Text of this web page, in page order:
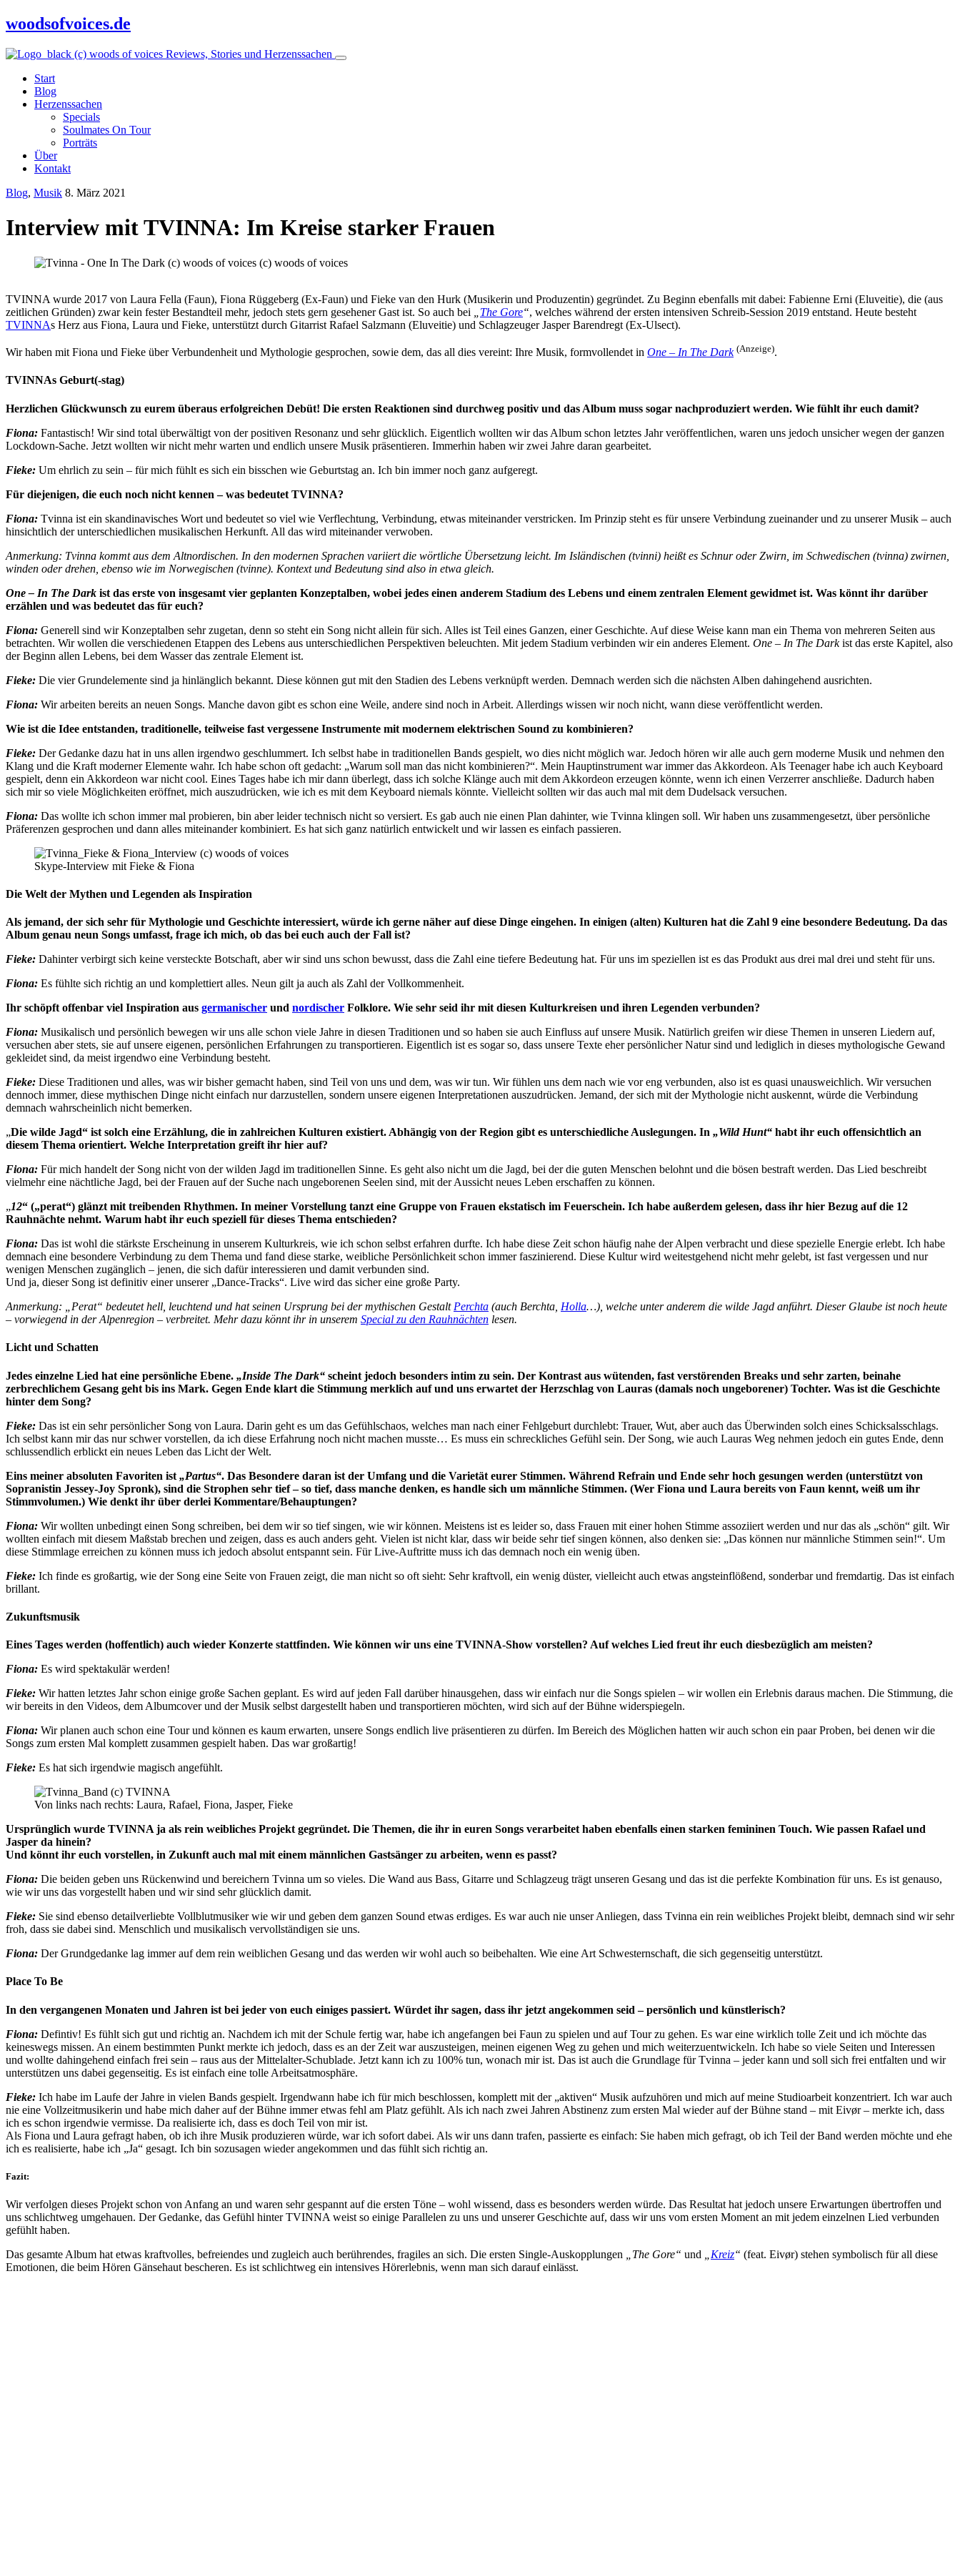
woodsofvoices.de
Reviews, Stories und Herzenssachen
Start
Blog
Herzenssachen
Specials
Soulmates On Tour
Porträts
Über
Kontakt
Blog, Musik 8. März 2021
Interview mit TVINNA: Im Kreise starker Frauen
TVINNA wurde 2017 von Laura Fella (Faun), Fiona Rüggeberg (Ex-Faun) und Fieke van den Hurk (Musikerin und Produzentin) gegründet. Zu Beginn ebenfalls mit dabei: Fabienne Erni (Eluveitie), die (aus
zeitlichen Gründen) zwar kein fester Bestandteil mehr, jedoch stets gern gesehener Gast ist. So auch bei
The Gore“, welches während der ersten intensiven Schreib-Session 2019 entstand. Heute besteht
TVINNAs Herz aus Fiona, Laura und Fieke, unterstützt durch Gitarrist Rafael Salzmann (Eluveitie) und Schlagzeuger Jasper Barendregt (Ex-Ulsect).
Wir haben mit Fiona und Fieke über Verbundenheit und Mythologie gesprochen, sowie dem, das all dies vereint: Ihre Musik, formvollendet in One – In The Dark (Anzeige).
TVINNAs Geburt(-stag)
Herzlichen Glückwunsch zu eurem überaus erfolgreichen Debüt! Die ersten Reaktionen sind durchweg positiv und das Album muss sogar nachproduziert werden. Wie fühlt ihr euch damit?
Fiona: Fantastisch! Wir sind total überwältigt von der positiven Resonanz und sehr glücklich. Eigentlich wollten wir das Album schon letztes Jahr veröffentlichen, waren uns jedoch unsicher wegen der ganzen
Lockdown-Sache. Jetzt wollten wir nicht mehr warten und endlich unsere Musik präsentieren. Immerhin haben wir zwei Jahre daran gearbeitet.
Fieke: Um ehrlich zu sein – für mich fühlt es sich ein bisschen wie Geburtstag an. Ich bin immer noch ganz aufgeregt.
Für diejenigen, die euch noch nicht kennen – was bedeutet TVINNA?
Fiona: Tvinna ist ein skandinavisches Wort und bedeutet so viel wie Verflechtung, Verbindung, etwas miteinander verstricken. Im Prinzip steht es für unsere Verbindung zueinander und zu unserer Musik – auch
hinsichtlich der unterschiedlichen musikalischen Herkunft. All das wird miteinander verwoben.
Anmerkung: Tvinna kommt aus dem Altnordischen. In den modernen Sprachen variiert die wörtliche Übersetzung leicht. Im Isländischen (tvinni) heißt es Schnur oder Zwirn, im Schwedischen (tvinna) zwirnen,
winden oder drehen, ebenso wie im Norwegischen (tvinne). Kontext und Bedeutung sind also in etwa gleich.
One – In The Dark ist das erste von insgesamt vier geplanten Konzeptalben, wobei jedes einen anderem Stadium des Lebens und einem zentralen Element gewidmet ist. Was könnt ihr darüber
erzählen und was bedeutet das für euch?
Fiona: Generell sind wir Konzeptalben sehr zugetan, denn so steht ein Song nicht allein für sich. Alles ist Teil eines Ganzen, einer Geschichte. Auf diese Weise kann man ein Thema von mehreren Seiten aus
betrachten. Wir wollen die verschiedenen Etappen des Lebens aus unterschiedlichen Perspektiven beleuchten. Mit jedem Stadium verbinden wir ein anderes Element. One – In The Darkist das erste Kapitel, also
der Beginn allen Lebens, bei dem Wasser das zentrale Element ist.
Fieke: Die vier Grundelemente sind ja hinlänglich bekannt. Diese können gut mit den Stadien des Lebens verknüpft werden. Demnach werden sich die nächsten Alben dahingehend ausrichten.
Fiona: Wir arbeiten bereits an neuen Songs. Manche davon gibt es schon eine Weile, andere sind noch in Arbeit. Allerdings wissen wir noch nicht, wann diese veröffentlicht werden.
Wie ist die Idee entstanden, traditionelle, teilweise fast vergessene Instrumente mit modernem elektrischen Sound zu kombinieren?
Fieke: Der Gedanke dazu hat in uns allen irgendwo geschlummert. Ich selbst habe in traditionellen Bands gespielt, wo dies nicht möglich war. Jedoch hören wir alle auch gern moderne Musik und nehmen den
Klang und die Kraft moderner Elemente wahr. Ich habe schon oft gedacht: „Warum soll man das nicht kombinieren?“. Mein Hauptinstrument war immer das Akkordeon. Als Teenager habe ich auch Keyboard
gespielt, denn ein Akkordeon war nicht cool. Eines Tages habe ich mir dann überlegt, dass ich solche Klänge auch mit dem Akkordeon erzeugen könnte, wenn ich einen Verzerrer anschließe. Dadurch haben
sich mir so viele Möglichkeiten eröffnet, mich auszudrücken, wie ich es mit dem Keyboard niemals könnte. Vielleicht sollten wir das auch mal mit dem Dudelsack versuchen.
Fiona: Das wollte ich schon immer mal probieren, bin aber leider technisch nicht so versiert. Es gab auch nie einen Plan dahinter, wie Tvinna klingen soll. Wir haben uns zusammengesetzt, über persönliche
Präferenzen gesprochen und dann alles miteinander kombiniert. Es hat sich ganz natürlich entwickelt und wir lassen es einfach passieren.
Skype-Interview mit Fieke & Fiona
Die Welt der Mythen und Legenden als Inspiration
Als jemand, der sich sehr für Mythologie und Geschichte interessiert, würde ich gerne näher auf diese Dinge eingehen. In einigen (alten) Kulturen hat die Zahl 9 eine besondere Bedeutung. Da das
Album genau neun Songs umfasst, frage ich mich, ob das bei euch auch der Fall ist?
Fieke: Dahinter verbirgt sich keine versteckte Botschaft, aber wir sind uns schon bewusst, dass die Zahl eine tiefere Bedeutung hat. Für uns im speziellen ist es das Produkt aus drei mal drei und steht für uns.
Fiona: Es fühlte sich richtig an und komplettiert alles. Neun gilt ja auch als Zahl der Vollkommenheit.
Ihr schöpft offenbar viel Inspiration aus germanischer und nordischer Folklore. Wie sehr seid ihr mit diesen Kulturkreisen und ihren Legenden verbunden?
Fiona: Musikalisch und persönlich bewegen wir uns alle schon viele Jahre in diesen Traditionen und so haben sie auch Einfluss auf unsere Musik. Natürlich greifen wir diese Themen in unseren Liedern auf,
versuchen aber stets, sie auf unsere eigenen, persönlichen Erfahrungen zu transportieren. Eigentlich ist es sogar so, dass unsere Texte eher persönlicher Natur sind und lediglich in dieses mythologische Gewand
gekleidet sind, da meist irgendwo eine Verbindung besteht.
Fieke: Diese Traditionen und alles, was wir bisher gemacht haben, sind Teil von uns und dem, was wir tun. Wir fühlen uns dem nach wie vor eng verbunden, also ist es quasi unausweichlich. Wir versuchen
dennoch immer, diese mythischen Dinge nicht einfach nur darzustellen, sondern unsere eigenen Interpretationen auszudrücken. Jemand, der sich mit der Mythologie nicht auskennt, würde die Verbindung
demnach wahrscheinlich nicht bemerken.
„Die wilde Jagd“ ist solch eine Erzählung, die in zahlreichen Kulturen existiert. Abhängig von der Region gibt es unterschiedliche Auslegungen. In „Wild Hunt“ habt ihr euch offensichtlich an
diesem Thema orientiert. Welche Interpretation greift ihr hier auf?
Fiona: Für mich handelt der Song nicht von der wilden Jagd im traditionellen Sinne. Es geht also nicht um die Jagd, bei der die guten Menschen belohnt und die bösen bestraft werden. Das Lied beschreibt
vielmehr eine nächtliche Jagd, bei der Frauen auf der Suche nach ungeborenen Seelen sind, mit der Aussicht neues Leben erschaffen zu können.
„12“ („perat“) glänzt mit treibenden Rhythmen. In meiner Vorstellung tanzt eine Gruppe von Frauen ekstatisch im Feuerschein. Ich habe außerdem gelesen, dass ihr hier Bezug auf die 12
Rauhnächte nehmt. Warum habt ihr euch speziell für dieses Thema entschieden?
Fiona: Das ist wohl die stärkste Erscheinung in unserem Kulturkreis, wie ich schon selbst erfahren durfte. Ich habe diese Zeit schon häufig nahe der Alpen verbracht und diese spezielle Energie erlebt. Ich habe
demnach eine besondere Verbindung zu dem Thema und fand diese starke, weibliche Persönlichkeit schon immer faszinierend. Diese Kultur wird weitestgehend nicht mehr gelebt, ist fast vergessen und nur
wenigen Menschen zugänglich – jenen, die sich dafür interessieren und damit verbunden sind.
Und ja, dieser Song ist definitiv einer unserer „Dance-Tracks“. Live wird das sicher eine große Party.
Anmerkung: „Perat“ bedeutet hell, leuchtend und hat seinen Ursprung bei der mythischen Gestalt Perchta (auch Berchta, Holla…), welche unter anderem die wilde Jagd anführt. Dieser Glaube ist noch heute
– vorwiegend in der Alpenregion – verbreitet. Mehr dazu könnt ihr in unserem Special zu den Rauhnächten lesen.
Licht und Schatten
Jedes einzelne Lied hat eine persönliche Ebene. „Inside The Dark“ scheint jedoch besonders intim zu sein. Der Kontrast aus wütenden, fast verstörenden Breaks und sehr zarten, beinahe
zerbrechlichem Gesang geht bis ins Mark. Gegen Ende klart die Stimmung merklich auf und uns erwartet der Herzschlag von Lauras (damals noch ungeborener) Tochter. Was ist die Geschichte
hinter dem Song?
Fieke: Das ist ein sehr persönlicher Song von Laura. Darin geht es um das Gefühlschaos, welches man nach einer Fehlgeburt durchlebt: Trauer, Wut, aber auch das Überwinden solch eines Schicksalsschlags.
Ich selbst kann mir das nur schwer vorstellen, da ich diese Erfahrung noch nicht machen musste… Es muss ein schreckliches Gefühl sein. Der Song, wie auch Lauras Weg nehmen jedoch ein gutes Ende, denn
schlussendlich erblickt ein neues Leben das Licht der Welt.
Eins meiner absoluten Favoriten ist „Partus“. Das Besondere daran ist der Umfang und die Varietät eurer Stimmen. Während Refrain und Ende sehr hoch gesungen werden (unterstützt von
Sopranistin Jessey-Joy Spronk), sind die Strophen sehr tief – so tief, dass manche denken, es handle sich um männliche Stimmen. (Wer Fiona und Laura bereits von Faun kennt, weiß um ihr
Stimmvolumen.) Wie denkt ihr über derlei Kommentare/Behauptungen?
Fiona: Wir wollten unbedingt einen Song schreiben, bei dem wir so tief singen, wie wir können. Meistens ist es leider so, dass Frauen mit einer hohen Stimme assoziiert werden und nur das als „schön“ gilt. Wir
wollten einfach mit diesem Maßstab brechen und zeigen, dass es auch anders geht. Vielen ist nicht klar, dass wir beide sehr tief singen können, also denken sie: „Das können nur männliche Stimmen sein!“. Um
diese Stimmlage erreichen zu können muss ich jedoch absolut entspannt sein. Für Live-Auftritte muss ich das demnach noch ein wenig üben.
Fieke: Ich finde es großartig, wie der Song eine Seite von Frauen zeigt, die man nicht so oft sieht: Sehr kraftvoll, ein wenig düster, vielleicht auch etwas angsteinflößend, sonderbar und fremdartig. Das ist einfach
brillant.
Zukunftsmusik
Eines Tages werden (hoffentlich) auch wieder Konzerte stattfinden. Wie können wir uns eine TVINNA-Show vorstellen? Auf welches Lied freut ihr euch diesbezüglich am meisten?
Fiona: Es wird spektakulär werden!
Fieke: Wir hatten letztes Jahr schon einige große Sachen geplant. Es wird auf jeden Fall darüber hinausgehen, dass wir einfach nur die Songs spielen – wir wollen ein Erlebnis daraus machen. Die Stimmung, die
wir bereits in den Videos, dem Albumcover und der Musik selbst dargestellt haben und transportieren möchten, wird sich auf der Bühne widerspiegeln.
Fiona: Wir planen auch schon eine Tour und können es kaum erwarten, unsere Songs endlich live präsentieren zu dürfen. Im Bereich des Möglichen hatten wir auch schon ein paar Proben, bei denen wir die
Songs zum ersten Mal komplett zusammen gespielt haben. Das war großartig!
Fieke: Es hat sich irgendwie magisch angefühlt.
Von links nach rechts: Laura, Rafael, Fiona, Jasper, Fieke
Ursprünglich wurde TVINNA ja als rein weibliches Projekt gegründet. Die Themen, die ihr in euren Songs verarbeitet haben ebenfalls einen starken femininen Touch. Wie passen Rafael und
Jasper da hinein?
Und könnt ihr euch vorstellen, in Zukunft auch mal mit einem männlichen Gastsänger zu arbeiten, wenn es passt?
Fiona: Die beiden geben uns Rückenwind und bereichern Tvinna um so vieles. Die Wand aus Bass, Gitarre und Schlagzeug trägt unseren Gesang und das ist die perfekte Kombination für uns. Es ist genauso,
wie wir uns das vorgestellt haben und wir sind sehr glücklich damit.
Fieke: Sie sind ebenso detailverliebte Vollblutmusiker wie wir und geben dem ganzen Sound etwas erdiges. Es war auch nie unser Anliegen, dass Tvinna ein rein weibliches Projekt bleibt, demnach sind wir sehr
froh, dass sie dabei sind. Menschlich und musikalisch vervollständigen sie uns.
Fiona: Der Grundgedanke lag immer auf dem rein weiblichen Gesang und das werden wir wohl auch so beibehalten. Wie eine Art Schwesternschaft, die sich gegenseitig unterstützt.
Place To Be
In den vergangenen Monaten und Jahren ist bei jeder von euch einiges passiert. Würdet ihr sagen, dass ihr jetzt angekommen seid – persönlich und künstlerisch?
Fiona: Defintiv! Es fühlt sich gut und richtig an. Nachdem ich mit der Schule fertig war, habe ich angefangen bei Faun zu spielen und auf Tour zu gehen. Es war eine wirklich tolle Zeit und ich möchte das
keineswegs missen. An einem bestimmten Punkt merkte ich jedoch, dass es an der Zeit war auszusteigen, meinen eigenen Weg zu gehen und mich weiterzuentwickeln. Ich habe so viele Seiten und Interessen
und wollte dahingehend einfach frei sein – raus aus der Mittelalter-Schublade. Jetzt kann ich zu 100% tun, wonach mir ist. Das ist auch die Grundlage für Tvinna – jeder kann und soll sich frei entfalten und wir
unterstützen uns dabei gegenseitig. Es ist einfach eine tolle Arbeitsatmosphäre.
Fieke: Ich habe im Laufe der Jahre in vielen Bands gespielt. Irgendwann habe ich für mich beschlossen, komplett mit der „aktiven“ Musik aufzuhören und mich auf meine Studioarbeit konzentriert. Ich war auch
nie eine Vollzeitmusikerin und habe mich daher auf der Bühne immer etwas fehl am Platz gefühlt. Als ich nach zwei Jahren Abstinenz zum ersten Mal wieder auf der Bühne stand – mit Eivør – merkte ich, dass
ich es schon irgendwie vermisse. Da realisierte ich, dass es doch Teil von mir ist.
Als Fiona und Laura gefragt haben, ob ich ihre Musik produzieren würde, war ich sofort dabei. Als wir uns dann trafen, passierte es einfach: Sie haben mich gefragt, ob ich Teil der Band werden möchte und ehe
ich es realisierte, habe ich „Ja“ gesagt. Ich bin sozusagen wieder angekommen und das fühlt sich richtig an.
Fazit:
Wir verfolgen dieses Projekt schon von Anfang an und waren sehr gespannt auf die ersten Töne – wohl wissend, dass es besonders werden würde. Das Resultat hat jedoch unsere Erwartungen übertroffen und
uns schlichtweg umgehauen. Der Gedanke, das Gefühl hinter TVINNA weist so einige Parallelen zu uns und unserer Geschichte auf, dass wir uns vom ersten Moment an mit jedem einzelnen Lied verbunden
gefühlt haben.
Das gesamte Album hat etwas kraftvolles, befreiendes und zugleich auch berührendes, fragiles an sich. Die ersten Single-Auskopplungen
„The Gore“ und Kreiz“ (feat. Eivør) stehen symbolisch für all diese
Emotionen, die beim Hören Gänsehaut bescheren. Es ist schlichtweg ein intensives Hörerlebnis, wenn man sich darauf einlässt.